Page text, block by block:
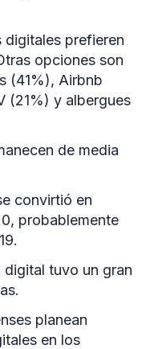
digitales prefieren
opciones son
(41%), Airbnb
(21%) y albergues
de media
convirtió en
probablemente
digital tuvo un gran
planean
en los